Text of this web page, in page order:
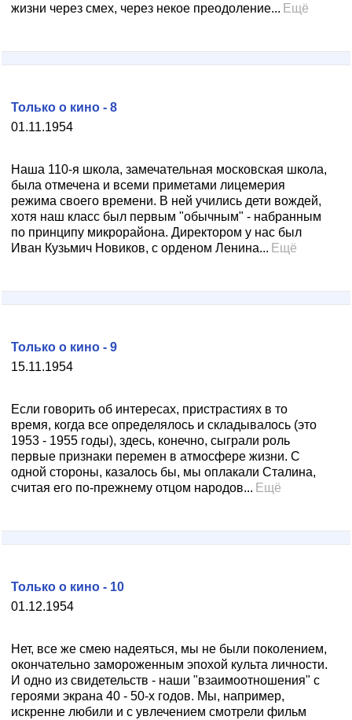
жизни через смех, через некое преодоление... Ещё
01.11.1954
Только о кино - 8
Наша 110-я школа, замечательная московская школа,
была отмечена и всеми приметами лицемерия
режима своего времени. В ней учились дети вождей,
хотя наш класс был первым "обычным" - набранным
по принципу микрорайона. Директором у нас был
Иван Кузьмич Новиков, с орденом Ленина... Ещё
15.11.1954
Только о кино - 9
Если говорить об интересах, пристрастиях в то
время, когда все определялось и складывалось (это
1953 - 1955 годы), здесь, конечно, сыграли роль
первые признаки перемен в атмосфере жизни. С
одной стороны, казалось бы, мы оплакали Сталина,
считая его по-прежнему отцом народов... Ещё
01.12.1954
Только о кино - 10
Нет, все же смею надеяться, мы не были поколением,
окончательно замороженным эпохой культа личности.
И одно из свидетельств - наши "взаимоотношения" с
героями экрана 40 - 50-х годов. Мы, например,
искренне любили и с увлечением смотрели фильм